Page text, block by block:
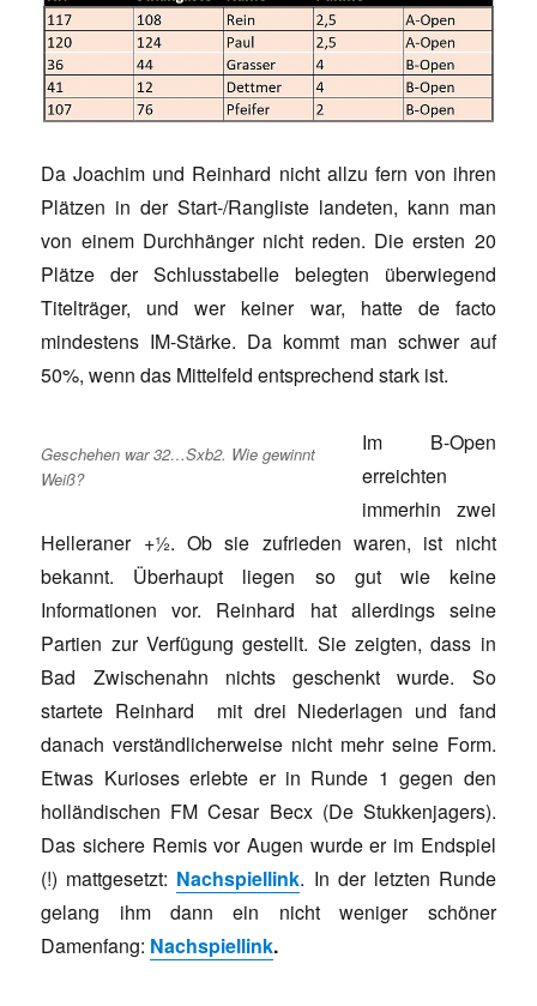
Da Joachim und Reinhard nicht allzu fern von ihren
Plätzen in der Start-/Rangliste landeten, kann man
von einem Durchhänger nicht reden. Die ersten 20
Plätze der Schlusstabelle belegten überwiegend
Titelträger, und wer keiner war, hatte de facto
mindestens IM-Stärke. Da kommt man schwer auf
50%, wenn das Mittelfeld entsprechend stark ist.
Geschehen war 32…Sxb2. Wie gewinnt
Weiß?
Im B-Open
erreichten
immerhin zwei
Helleraner +½. Ob sie zufrieden waren, ist nicht
bekannt. Überhaupt liegen so gut wie keine
Informationen vor. Reinhard hat allerdings seine
Partien zur Verfügung gestellt. Sie zeigten, dass in
Bad Zwischenahn nichts geschenkt wurde. So
startete Reinhard mit drei Niederlagen und fand
danach verständlicherweise nicht mehr seine Form.
Etwas Kurioses erlebte er in Runde 1 gegen den
holländischen FM Cesar Becx (De Stukkenjagers).
Das sichere Remis vor Augen wurde er im Endspiel
(!) mattgesetzt: Nachspiellink. In der letzten Runde
gelang ihm dann ein nicht weniger schöner
Damenfang: Nachspiellink.